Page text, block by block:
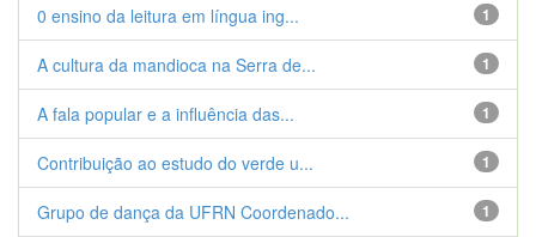
1
0 ensino da leitura em língua ing...
1
A cultura da mandioca na Serra de...
1
A fala popular e a influência das...
1
Contribuição ao estudo do verde u...
1
Grupo de dança da UFRN Coordenado...